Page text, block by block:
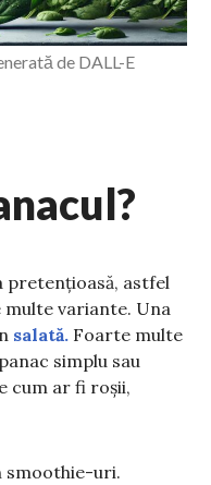
de DALL-E
pretențioasă, astfel
variante. Una
salată. Foarte multe
simplu sau
cum ar fi roșii,
smoothie-uri.